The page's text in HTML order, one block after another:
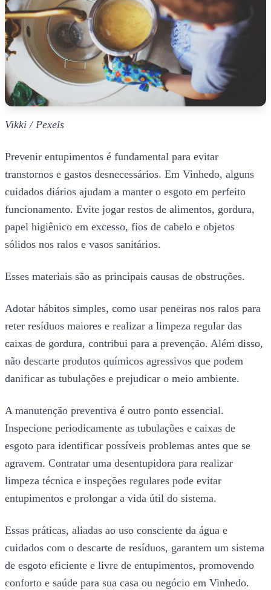
Vikki / Pexels
Prevenir entupimentos é fundamental para evitar
transtornos e gastos desnecessários. Em Vinhedo, alguns
cuidados diários ajudam a manter o esgoto em perfeito
funcionamento. Evite jogar restos de alimentos, gordura,
papel higiênico em excesso, fios de cabelo e objetos
sólidos nos ralos e vasos sanitários.
Esses materiais são as principais causas de obstruções.
Adotar hábitos simples, como usar peneiras nos ralos para
reter resíduos maiores e realizar a limpeza regular das
caixas de gordura, contribui para a prevenção. Além disso,
não descarte produtos químicos agressivos que podem
danificar as tubulações e prejudicar o meio ambiente.
A manutenção preventiva é outro ponto essencial.
Inspecione periodicamente as tubulações e caixas de
esgoto para identificar possíveis problemas antes que se
agravem. Contratar uma desentupidora para realizar
limpeza técnica e inspeções regulares pode evitar
entupimentos e prolongar a vida útil do sistema.
Essas práticas, aliadas ao uso consciente da água e
cuidados com o descarte de resíduos, garantem um sistema
de esgoto eficiente e livre de entupimentos, promovendo
conforto e saúde para sua casa ou negócio em Vinhedo.